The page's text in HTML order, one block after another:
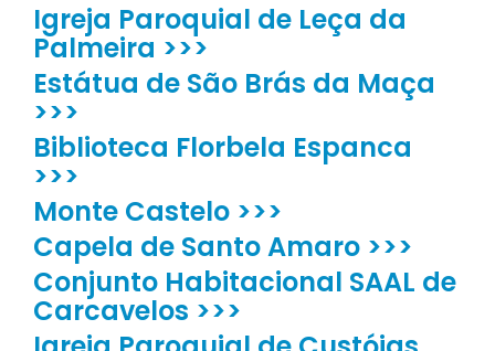
Igreja Paroquial de Leça da
Palmeira >>>
Estátua de São Brás da Maça
>>>
Biblioteca Florbela Espanca
>>>
Monte Castelo >>>
Capela de Santo Amaro >>>
Conjunto Habitacional SAAL de
Carcavelos >>>